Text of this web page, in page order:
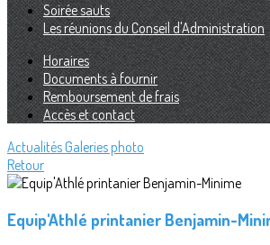
Soirée sauts
Les réunions du Conseil d'Administration
Horaires
Documents à fournir
Remboursement de frais
Accès et contact
Actualités Galeries photo
Retour
Equip'Athlé printanier Benjamin-